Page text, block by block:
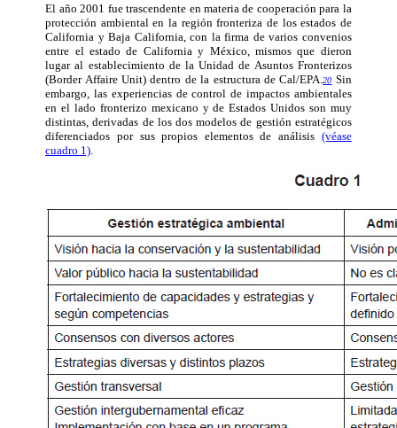
El año 2001 fue trascendente en materia de cooperación para la
protección ambiental en la región fronteriza de los estados de
California y Baja California, con la firma de varios convenios
entre el estado de California y México, mismos que dieron
lugar al establecimiento de la Unidad de Asuntos Fronterizos
(Border Affaire Unit) dentro de la estructura de Cal/EPA.20 Sin
embargo, las experiencias de control de impactos ambientales
en el lado fronterizo mexicano y de Estados Unidos son muy
distintas, derivadas de los dos modelos de gestión estratégicos
diferenciados por sus propios elementos de análisis (véase
cuadro 1)